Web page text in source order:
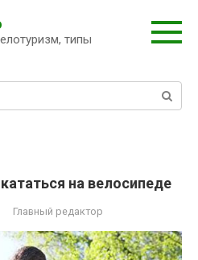
типы
на велосипеде
Главный редактор